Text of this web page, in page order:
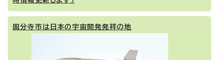
国分寺市は日本の宇宙開発発祥の地